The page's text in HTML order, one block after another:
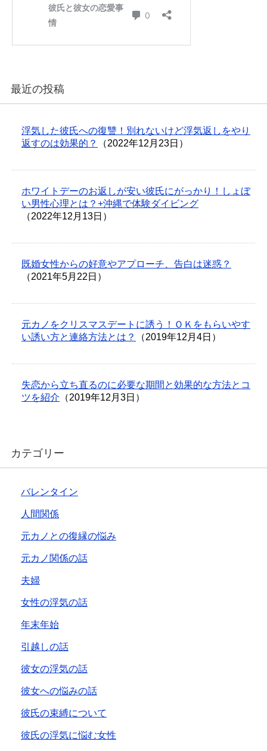
最近の投稿
浮気した彼氏への復讐！別れないけど浮気返しをやり
返すのは効果的？
（2022年12月23日）
ホワイトデーのお返しが安い彼氏にがっかり！しょぼ
い男性心理とは？+沖縄で体験ダイビング
（2022年12月13日）
既婚女性からの好意やアプローチ、告白は迷惑？
（2021年5月22日）
元カノをクリスマスデートに誘う！ＯＫをもらいやす
い誘い方と連絡方法とは？
（2019年12月4日）
失恋から立ち直るのに必要な期間と効果的な方法とコ
ツを紹介 （2019年12月3日）
カテゴリー
バレンタイン
人間関係
元カノとの復縁の悩み
元カノ関係の話
夫婦
女性の浮気の話
年末年始
引越しの話
彼女の浮気の話
彼女への悩みの話
彼氏の束縛について
彼氏の浮気に悩む女性